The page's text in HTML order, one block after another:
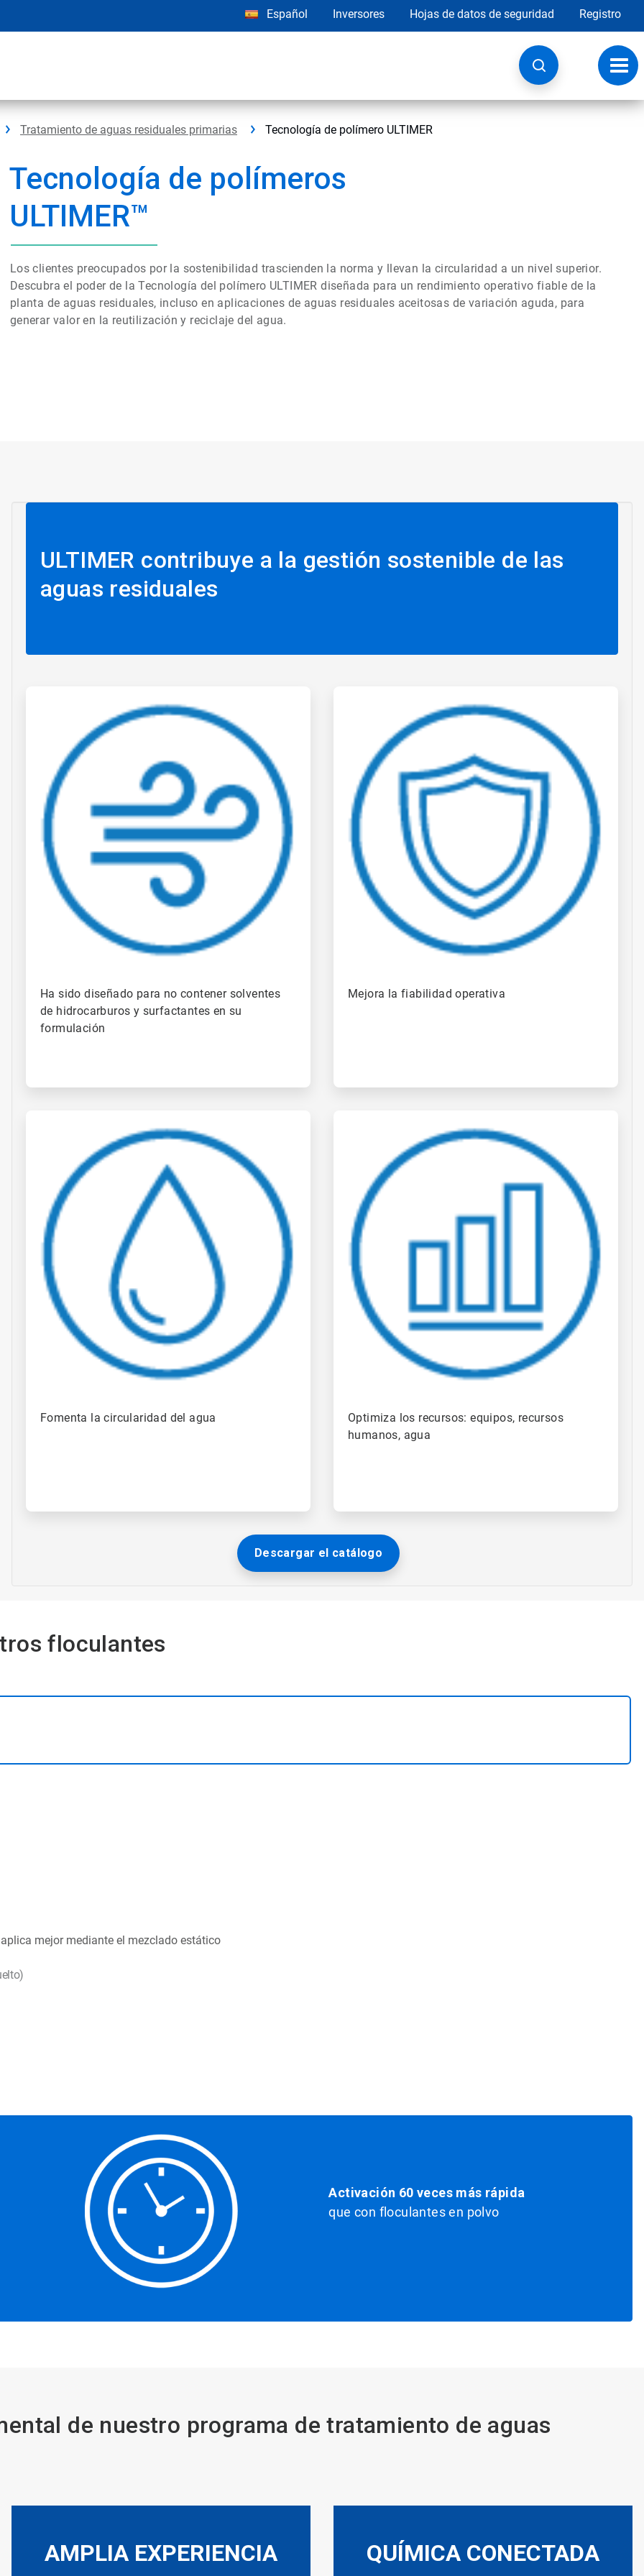
Español Inversores Hojas de datos de seguridad Registro
de
Tratamiento de aguas residuales primarias Tecnología de polímero ULTIMER
Tecnología de polímeros
ULTIMER™
Los clientes preocupados por la sostenibilidad trascienden la norma y llevan la circularidad a un nivel superior.
Descubra el poder de la Tecnología del polímero ULTIMER diseñada para un rendimiento operativo fiable de la
planta de aguas residuales, incluso en aplicaciones de aguas residuales aceitosas de variación aguda, para
generar valor en la reutilización y reciclaje del agua.
ULTIMER contribuye a la gestión sostenible de las
aguas residuales
Ha sido diseñado para no contener solventes
de hidrocarburos y surfactantes en su
formulación
Fomenta la circularidad del agua
Mejora la fiabilidad operativa ​
Optimiza los recursos: equipos, recursos
humanos, agua​
Descargar el catálogo
floculantes​
mejor mediante el mezclado estático
Activación 60 veces más rápida
que con floculantes en polvo
de nuestro programa de tratamiento de aguas
AMPLIA EXPERIENCIA QUÍMICA CONECTADA